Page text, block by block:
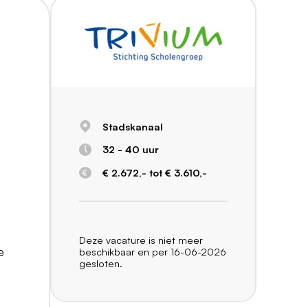
Stadskanaal
32 - 40 uur
€ 2.672,- tot € 3.610,-
Deze vacature is niet meer
beschikbaar en per 16-06-2026
gesloten.